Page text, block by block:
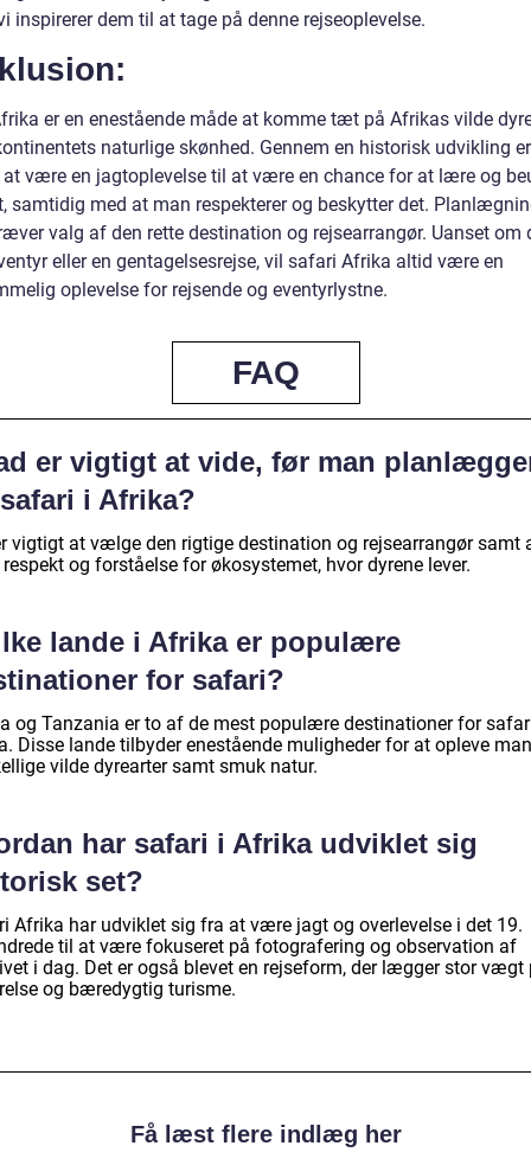
inspirerer dem til at tage på denne rejseoplevelse.
er en enestående måde at komme tæt på Afrikas vilde
naturlige skønhed. Gennem en historisk udvikling
være en jagtoplevelse til at være en chance for at lære og
samtidig med at man respekterer og beskytter det.
valg af den rette destination og rejsearrangør. Uanset om
eller en gentagelsesrejse, vil safari Afrika altid være en
oplevelse for rejsende og eventyrlystne.
FAQ
er vigtigt at vide, før man
i Afrika?
vigtigt at vælge den rigtige destination og rejsearrangør samt
og forståelse for økosystemet, hvor dyrene lever.
lande i Afrika er populære
for safari?
og Tanzania er to af de mest populære destinationer for
Disse lande tilbyder enestående muligheder for at opleve
vilde dyrearter samt smuk natur.
har safari i Afrika udviklet sig
set?
Afrika har udviklet sig fra at være jagt og overlevelse i det 19.
til at være fokuseret på fotografering og observation af
i dag. Det er også blevet en rejseform, der lægger stor vægt
og bæredygtig turisme.
Få læst flere indlæg her